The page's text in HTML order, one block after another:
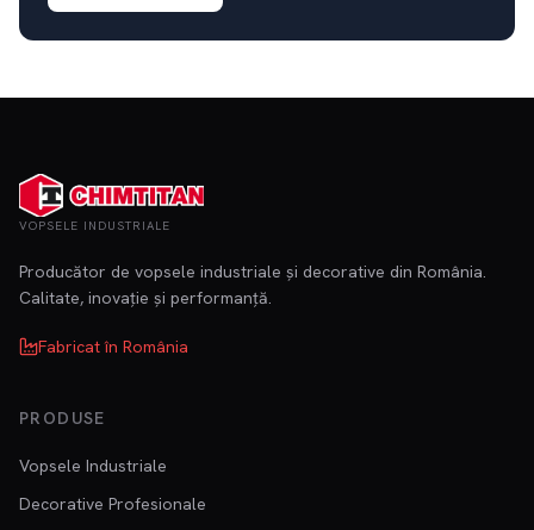
VOPSELE INDUSTRIALE
Producător de vopsele industriale și decorative din România.
Calitate, inovație și performanță.
Fabricat în România
PRODUSE
Vopsele Industriale
Decorative Profesionale